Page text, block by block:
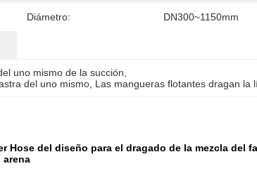
Diámetro: DN300~1150mm
uno mismo de la succión
del uno mismo Las mangueras flotantes dragan la
del diseño para el dragado de la mezcla del
arena